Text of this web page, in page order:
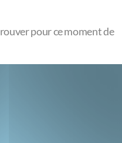
pour ce moment de